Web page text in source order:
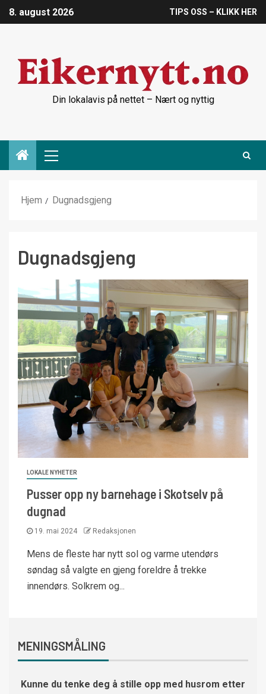
8. august 2026 TIPS OSS – KLIKK HER
Din lokalavis på nettet – Nært og nyttig
Hjem Dugnadsgjeng
Dugnadsgjeng
LOKALE NYHETER
Pusser opp ny barnehage i Skotselv på
dugnad
19. mai 2024 Redaksjonen
Mens de fleste har nytt sol og varme utendørs
søndag så valgte en gjeng foreldre å trekke
innendørs. Solkrem og...
MENINGSMÅLING
Kunne du tenke deg å stille opp med husrom etter